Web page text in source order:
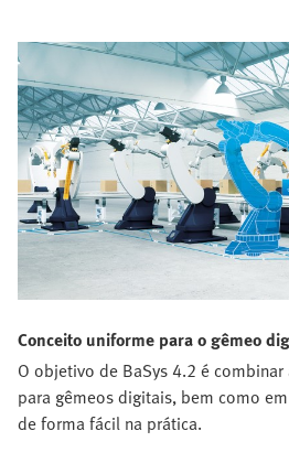
Conceito uniforme para o gêmeo
O objetivo de BaSys 4.2 é
para gêmeos digitais, bem como
de forma fácil na prática.